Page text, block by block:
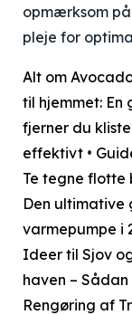
opmærksom
pleje for
Alt om
til hjemmet:
fjerner du
effektivt •
Te tegne flotte
Den ultimative
varmepumpe i
Ideer til Sjov
haven –
Rengøring af